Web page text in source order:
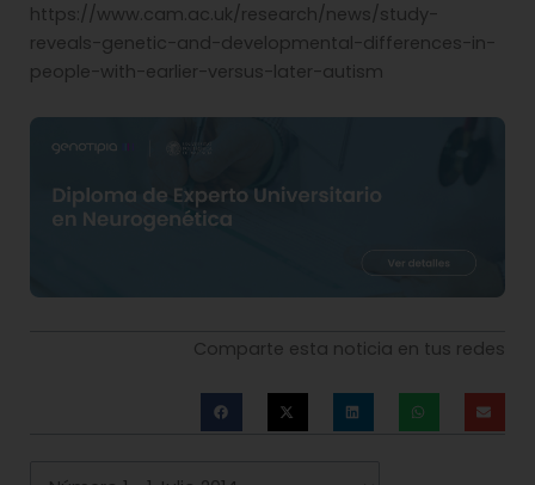
https://www.cam.ac.uk/research/news/study-
reveals-genetic-and-developmental-differences-in-
people-with-earlier-versus-later-autism
Comparte esta noticia en tus redes